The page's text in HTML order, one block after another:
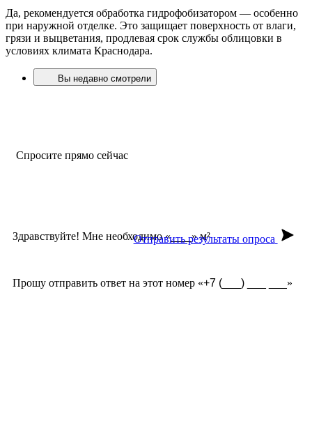
Да, рекомендуется обработка гидрофобизатором — особенно
при наружной отделке. Это защищает поверхность от влаги,
грязи и выцветания, продлевая срок службы облицовки в
условиях климата Краснодара.
Вы недавно смотрели
Спросите прямо сейчас
Здравствуйте! Мне необходимо « » м²
Прошу отправить ответ на этот номер « »
Отправить результаты опроса